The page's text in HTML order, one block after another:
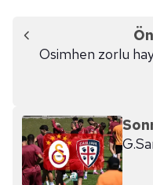
Osimhen zorlu